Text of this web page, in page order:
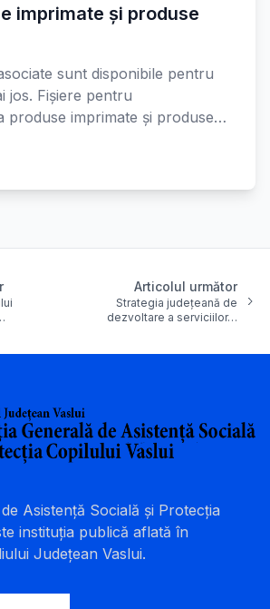
imprimate și produse
sunt disponibile pentru
jos. Fișiere pentru
produse imprimate și produse…
Articolul următor
Strategia județeană de
dezvoltare a serviciilor…
Asistență Socială și Protecția
instituția publică aflată în
Județean Vaslui.